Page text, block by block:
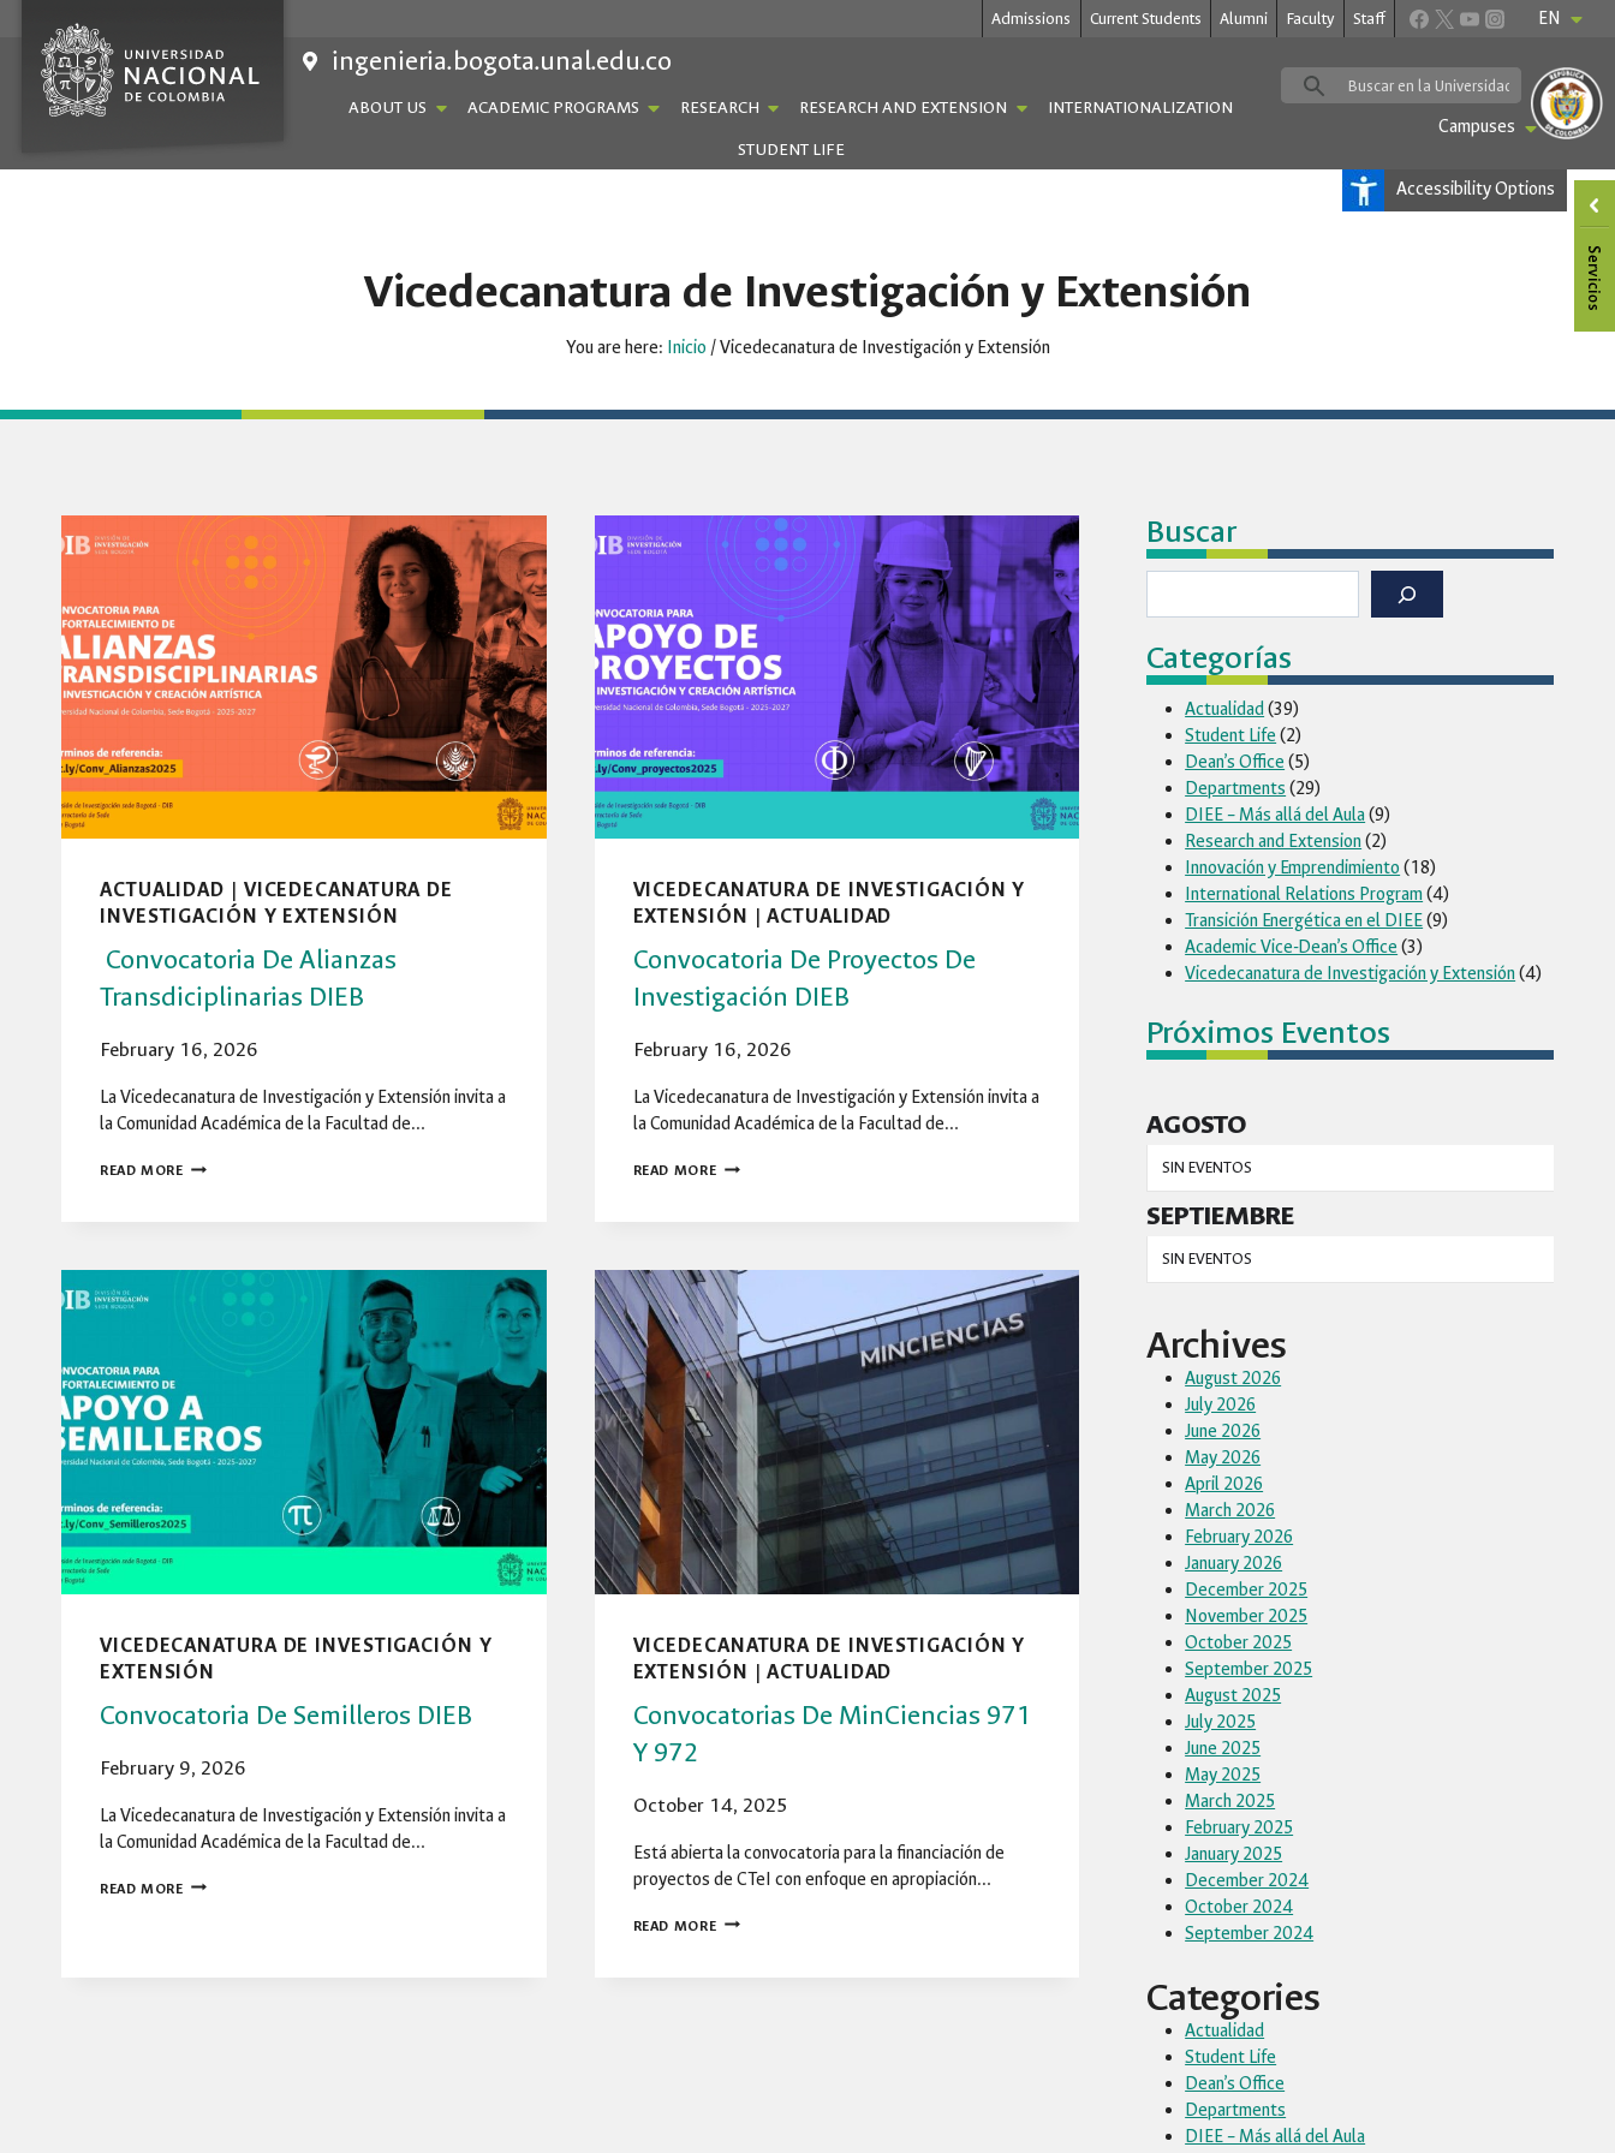
content
Admissions Current Students Alumni Faculty Staff EN
ingenieria.bogota.unal.edu.co
ABOUT US ACADEMIC PROGRAMS RESEARCH RESEARCH AND EXTENSION
INTERNATIONALIZATION
STUDENT LIFE
Campuses
Accessibility Options
Vicedecanatura de Investigación y Extensión
You are here: Inicio /Vicedecanatura de Investigación y Extensión
ACTUALIDAD | VICEDECANATURA DE
INVESTIGACIÓN Y EXTENSIÓN
Convocatoria De Alianzas
Transdiciplinarias DIEB
February 16, 2026
La Vicedecanatura de Investigación y Extensión invita a
la Comunidad Académica de la Facultad de…
READ MORECONVOCATORIA
DIEB
VICEDECANATURA DE INVESTIGACIÓN Y
EXTENSIÓN |ACTUALIDAD
Convocatoria De Proyectos De
Investigación DIEB
February 16, 2026
La Vicedecanatura de Investigación y Extensión invita a
la Comunidad Académica de la Facultad de…
READ MORECONVOCATORIA
INVESTIGACIÓN
DIEB
VICEDECANATURA DE INVESTIGACIÓN Y
EXTENSIÓN
Convocatoria De Semilleros DIEB
February 9, 2026
La Vicedecanatura de Investigación y Extensión invita a
la Comunidad Académica de la Facultad de…
READ MORECONVOCATORIA
VICEDECANATURA DE INVESTIGACIÓN Y
EXTENSIÓN |ACTUALIDAD
Convocatorias De MinCiencias 971
Y 972
October 14, 2025
Está abierta la convocatoria para la financiación de
proyectos de CTeI con enfoque en apropiación…
READ MORECONVOCATORIAS
Buscar
Categorías
Actualidad (39)
Student Life (2)
Dean’s Office (5)
Departments (29)
DIEE – Más allá del Aula (9)
Research and Extension (2)
Innovación y Emprendimiento (18)
International Relations Program (4)
Transición Energética en el DIEE(9)
Academic Vice-Dean’s Office (3)
Vicedecanatura de Investigación y Extensión (4)
Próximos Eventos
AGOSTO
SIN EVENTOS
SEPTIEMBRE
SIN EVENTOS
Archives
August 2026
July 2026
June 2026
May 2026
April 2026
March 2026
February 2026
January 2026
December 2025
November 2025
October 2025
September 2025
August 2025
July 2025
June 2025
May 2025
March 2025
February 2025
January 2025
December 2024
October 2024
September 2024
Categories
Actualidad
Student Life
Dean’s Office
Departments
DIEE – Más allá del Aula